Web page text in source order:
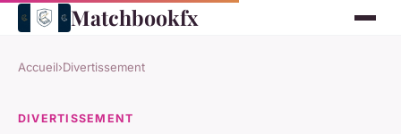
Matchbookfx
Accueil›Divertissement
DIVERTISSEMENT